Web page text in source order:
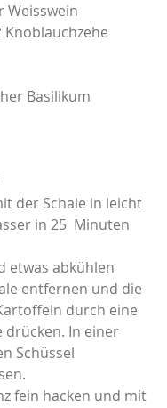
Weisswein
Knoblauchzehe
Basilikum
der Schale in leicht
in 25  Minuten
etwas abkühlen
entfernen und die
durch eine
drücken. In einer
Schüssel
fein hacken und mit